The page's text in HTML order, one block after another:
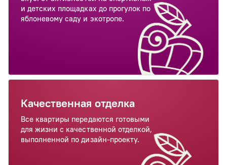
и детских площадках до прогулок по
яблоневому саду и экотропе.
Качественная отделка
Все квартиры передаются готовыми
для жизни с качественной отделкой,
выполненной по дизайн-проекту.